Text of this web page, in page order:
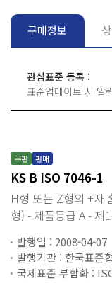
구매정보
관심표준 등록 :
표준업데이트 시 알
구판 판매
KS B ISO 7046-1
H형 또는 Z형의 +자
형) - 제품등급 A - 제
발행일 : 2008-04-07
발행기관 : 한국표준
국제표준 부합화 :